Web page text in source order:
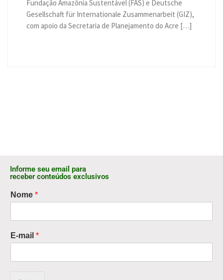
Fundação Amazônia Sustentável (FAS) e Deutsche
Gesellschaft für Internationale Zusammenarbeit (GIZ),
com apoio da Secretaria de Planejamento do Acre […]
Informe seu email para
receber conteúdos exclusivos
Nome *
E-mail *